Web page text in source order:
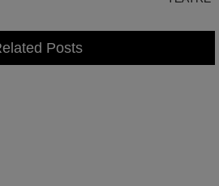
Posts